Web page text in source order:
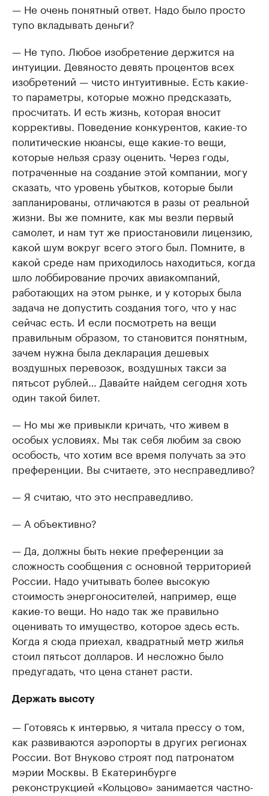
— Не очень понятный ответ. Надо было просто
тупо вкладывать деньги?
— Не тупо. Любое изобретение держится на
интуиции. Девяносто девять процентов всех
изобретений — чисто интуитивные. Есть какие-
то параметры, которые можно предсказать,
просчитать. И есть жизнь, которая вносит
коррективы. Поведение конкурентов, какие-то
политические нюансы, еще какие-то вещи,
которые нельзя сразу оценить. Через годы,
потраченные на создание этой компании, могу
сказать, что уровень убытков, которые были
запланированы, отличаются в разы от реальной
жизни. Вы же помните, как мы везли первый
самолет, и нам тут же приостановили лицензию,
какой шум вокруг всего этого был. Помните, в
какой среде нам приходилось находиться, когда
шло лоббирование прочих авиакомпаний,
работающих на этом рынке, и у которых была
задача не допустить создания того, что у нас
сейчас есть. И если посмотреть на вещи
правильным образом, то становится понятным,
зачем нужна была декларация дешевых
воздушных перевозок, воздушных такси за
пятьсот рублей… Давайте найдем сегодня хоть
один такой билет.
— Но мы же привыкли кричать, что живем в
особых условиях. Мы так себя любим за свою
особость, что хотим все время получать за это
преференции. Вы считаете, это несправедливо?
— Я считаю, что это несправедливо.
— А объективно?
— Да, должны быть некие преференции за
сложность сообщения с основной территорией
России. Надо учитывать более высокую
стоимость энергоносителей, например, еще
какие-то вещи. Но надо так же правильно
оценивать то имущество, которое здесь есть.
Когда я сюда приехал, квадратный метр жилья
стоил пятьсот долларов. И несложно было
предугадать, что цена станет расти.
Держать высоту
— Готовясь к интервью, я читала прессу о том,
как развиваются аэропорты в других регионах
России. Вот Внуково строят под патронатом
мэрии Москвы. В Екатеринбурге
реконструкцией «Кольцово» занимается частно-